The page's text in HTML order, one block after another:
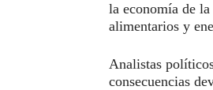
la economía de la
alimentarios y
Analistas
consecuencias